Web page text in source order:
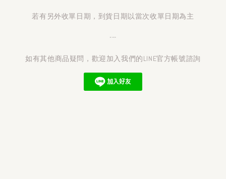
若有另外收單日期，到貨日期以當次收單日期為主
---
如有其他商品疑問，歡迎加入我們的LINE官方帳號諮詢